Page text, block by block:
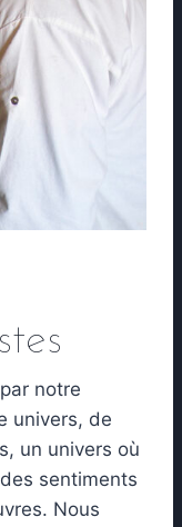
notre
univers, de
un univers où
sentiments
Nous